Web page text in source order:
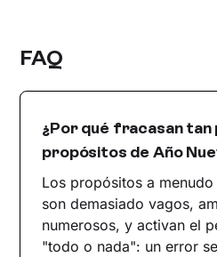
FAQ
¿Por qué fracasan
propósitos de Año
Los propósitos a
son demasiado vagos,
numerosos, y activan el
"todo o nada": un error